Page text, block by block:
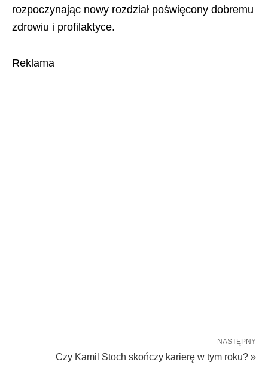
rozpoczynając nowy rozdział poświęcony dobremu
zdrowiu i profilaktyce.
Reklama
NASTĘPNY
Czy Kamil Stoch skończy karierę w tym roku? »